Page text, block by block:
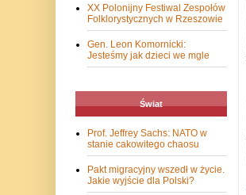
XX Polonijny Festiwal Zespołów
Folklorystycznych w Rzeszowie
Gen. Leon Komornicki:
Jesteśmy jak dzieci we mgle
Świat
Prof. Jeffrey Sachs: NATO w
stanie cakowitego chaosu
Pakt migracyjny wszedł w życie.
Jakie wyjście dla Polski?